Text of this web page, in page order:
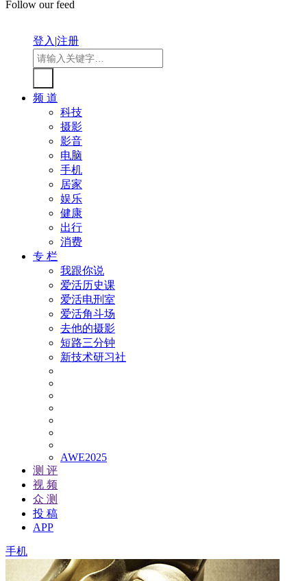
Follow our feed
登入|注册
频 道
科技
摄影
影音
电脑
手机
居家
娱乐
健康
出行
消费
专 栏
我跟你说
爱活历史课
爱活电刑室
爱活角斗场
去他的摄影
短路三分钟
新技术研习社
AWE2025
测 评
视 频
众 测
投 稿
APP
手机